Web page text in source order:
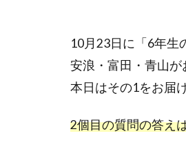
10月23日に「6年生
安浪・富田・青山が
本日はその1をお届
2個目の質問の答え